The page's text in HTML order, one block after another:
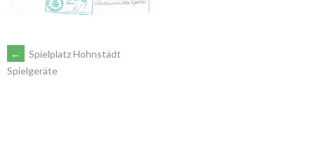
ARTIKEL-
←
Spielplatz Hohnstädt
Spielgeräte